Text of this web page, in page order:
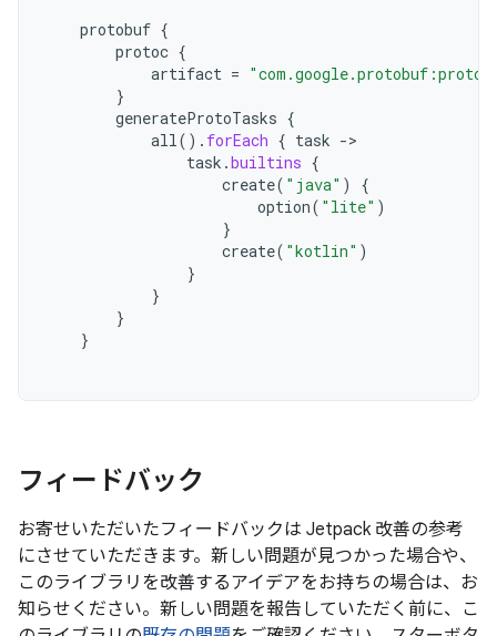
protobuf {
protoc {
artifact =
}
generateProtoTasks {
all(). forEach { task ->
task .builtins {
create( "java" )
{
option( "lite" )
}
create( "kotlin" )
}
}
}
}
フィードバック
お寄せいただいたフィードバックは Jetpack 改善の参考
にさせていただきます。新しい問題が見つかった場合や、
このライブラリを改善するアイデアをお持ちの場合は、お
知らせください。新しい問題を報告していただく前に、こ